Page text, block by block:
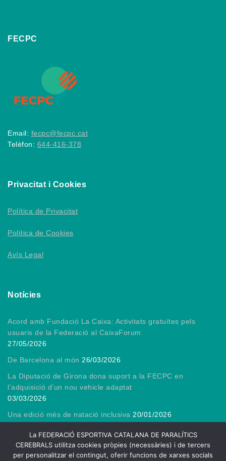
FECPC
Email: fecpc@fecpc.cat
Telèfon: 644-416-378
Privacitat i Cookies
Política de Privacitat
Política de Cookies
Avís Legal
Notícies
Acord amb Fundació La Caixa: Activitats gratuïtes pels
usuaris de la Federació al CaixaForum
27/05/2026
De Barcelona al món 26/03/2026
La Diputació de Girona dona suport a la FECPC en
l’adquisició d’un nou vehicle adaptat
03/03/2026
Una edició més de natació inclusiva 20/01/2026
Gràcies, President! 13/01/2026
La FEDERACIÓ ESPORTIVA CATALANA DE PARALÍTICS
CEREBRALS utilitza cookies pròpies (necessàries) i de tercers
per personalitzar el contingut, oferir funcions de xarxes socials